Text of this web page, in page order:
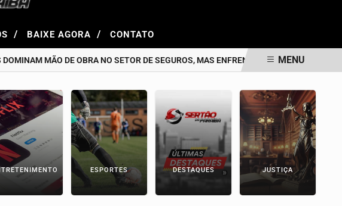
/ BAIXE AGORA / CONTATO
MÃO DE OBRA NO SETOR DE SEGUROS, MAS ENFRENTAM GARGALO NA
MENU
ESPORTES DESTAQUES
JUSTIÇA